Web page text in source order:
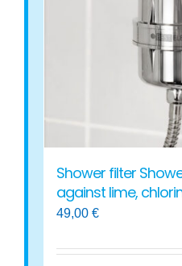
Shower filter
against lime,
49,00€